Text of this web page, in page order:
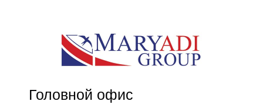
Головной офис